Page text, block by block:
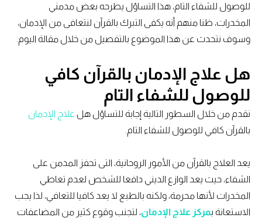
للوصول للشفاء التام، هذا التساؤل يطرحه بعض مدمني
المخدرات، ظنا منهم أنه يكفى التبرك بالقرآن لنتعافى من الإدمان،
وسوف نتحدث عن هذا الموضوع بالتفصيل من خلال مقالة اليوم.
هل علاج الإدمان بالقرآن كافي
للوصول للشفاء التام
نقدم من خلال السطور التالية إجابة للتساؤل هل علاج الإدمان
بالقرآن كافي للوصول للشفاء التام.
يعد العلاج بالقرآن من الأمور الروحانية، التى تحفز المدمن على
الشفاء، حيث يعد الوازع الديني دافعا للشخص لعدم تعاطي
المخدرات لأنها محرمة، ولكنه بالطبع لا يعد كافيا للتعافي، لذا يجب
الاستعانة ب مركز علاج الإدمان، لتجنب وقوع كثير من المضاعفات